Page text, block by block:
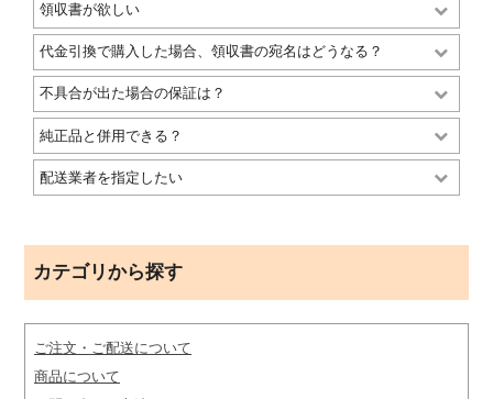
領収書が欲しい
代金引換で購入した場合、領収書の宛名はどうなる？
不具合が出た場合の保証は？
純正品と併用できる？
配送業者を指定したい
カテゴリから探す
ご注文・ご配送について
商品について